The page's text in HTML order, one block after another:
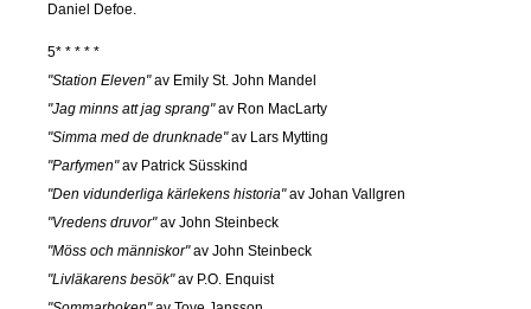
Daniel Defoe.
5* * * * *
"Station Eleven"av Emily St. John Mandel
"Jag minns att jag sprang"av Ron MacLarty
"Simma med de drunknade"av Lars Mytting
"Parfymen"av Patrick Süsskind
"Den vidunderliga kärlekens historia"av Johan Vallgren
"Vredens druvor"av John Steinbeck
"Möss och människor"av John Steinbeck
"Livläkarens besök"av P.O. Enquist